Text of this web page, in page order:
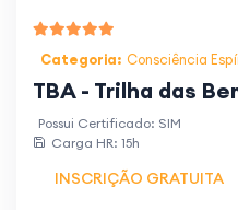
Categoria: Consciência
TBA - Trilha das
Possui Certificado: SIM
Carga HR: 15h
INSCRIÇÃO GRATUITA